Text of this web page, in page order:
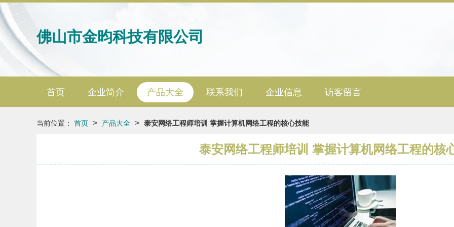
佛山市金昀科技有限公司
首页 企业简介 产品大全 联系我们 企业信息 访客留言
当前位置： 首页 > 产品大全 > 泰安网络工程师培训 掌握计算机网络工程的核心技能
泰安网络工程师培训 掌握计算机网络工程的核